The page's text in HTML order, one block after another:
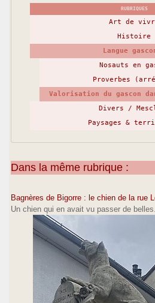
RUBRIQUES
Art de
Histoire
Langue
Nosauts en
Proverbes
Valorisation du gascon
Divers /
Paysages &
Dans la même rubrique :
Bagnères de Bigorre : le chien de la rue
Un chien qui en avait vu passer de